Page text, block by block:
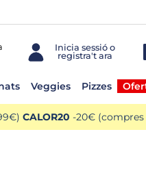
Veggies Pizzes
CALOR20 -20€